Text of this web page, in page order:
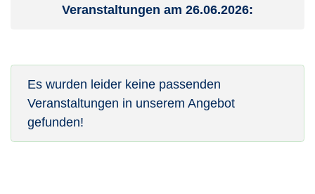
Veranstaltungen am 26.06.2026:
Es wurden leider keine passenden
Veranstaltungen in unserem Angebot
gefunden!